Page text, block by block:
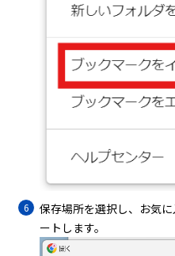
保存場所を選択し、お気
ートします。